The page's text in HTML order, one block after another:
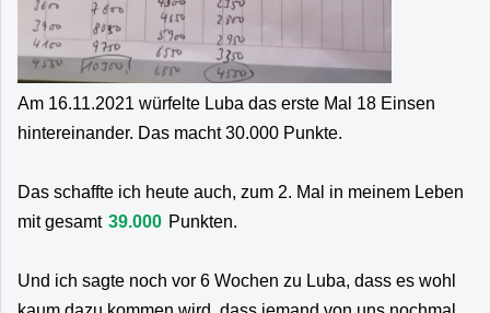
Am 16.11.2021 würfelte Luba das erste Mal 18 Einsen
hintereinander. Das macht 30.000 Punkte.
Das schaffte ich heute auch, zum 2. Mal in meinem Leben
mit gesamt 39.000 Punkten.
Und ich sagte noch vor 6 Wochen zu Luba, dass es wohl